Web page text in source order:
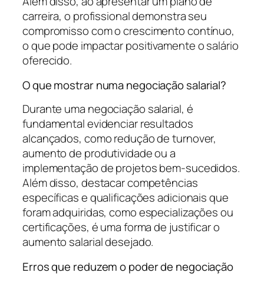
carreira, o profissional demonstra seu
compromisso com o crescimento contínuo,
o que pode impactar positivamente o salário
oferecido.
O que mostrar numa negociação salarial?
Durante uma negociação salarial, é
fundamental evidenciar resultados
alcançados, como redução de turnover,
aumento de produtividade ou a
implementação de projetos bem-sucedidos.
Além disso, destacar competências
específicas e qualificações adicionais que
foram adquiridas, como especializações ou
certificações, é uma forma de justificar o
aumento salarial desejado.
Erros que reduzem o poder de negociação